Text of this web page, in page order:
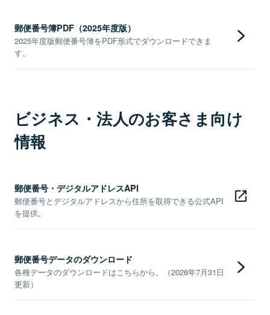
郵便番号簿PDF（2025年度版）
2025年度版郵便番号簿をPDF形式でダウンロードできま
す。
ビジネス・法人のお客さま向け
情報
郵便番号・デジタルアドレスAPI
郵便番号とデジタルアドレスから住所を取得できる公式API
を提供。
郵便番号データのダウンロード
各種データのダウンロードはこちらから。（2026年7月31日
更新）